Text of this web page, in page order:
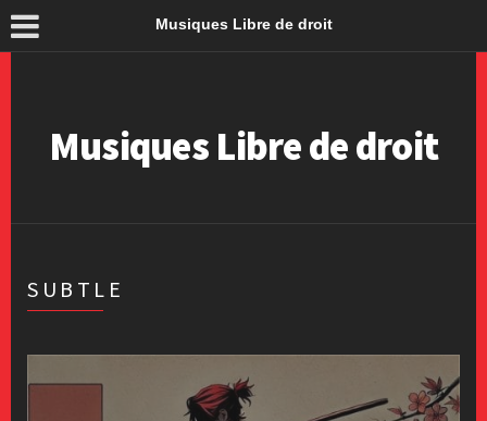
Musiques Libre de droit
Musiques Libre de droit
SUBTLE